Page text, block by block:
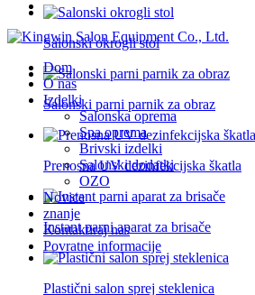
Dom
O nas
Izdelki
Salonska oprema
Spa oprema
Brivski izdelki
Salonski dodatki
OZO
Novice
znanje
Kontaktiraj nas
Povratne informacije
Salonski okrogli stol
Salonski parni parnik za obraz
Prenosna UV dezinfekcijska škatla
Instant parni aparat za brisače
Plastični salon sprej steklenica